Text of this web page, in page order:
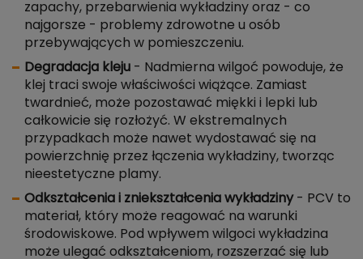
zapachy, przebarwienia wykładziny oraz - co
najgorsze - problemy zdrowotne u osób
przebywających w pomieszczeniu.
Degradacja kleju - Nadmierna wilgoć powoduje, że
klej traci swoje właściwości wiążące. Zamiast
twardnieć, może pozostawać miękki i lepki lub
całkowicie się rozłożyć. W ekstremalnych
przypadkach może nawet wydostawać się na
powierzchnię przez łączenia wykładziny, tworząc
nieestetyczne plamy.
Odkształcenia i zniekształcenia wykładziny- PCV to
materiał, który może reagować na warunki
środowiskowe. Pod wpływem wilgoci wykładzina
może ulegać odkształceniom, rozszerzać się lub